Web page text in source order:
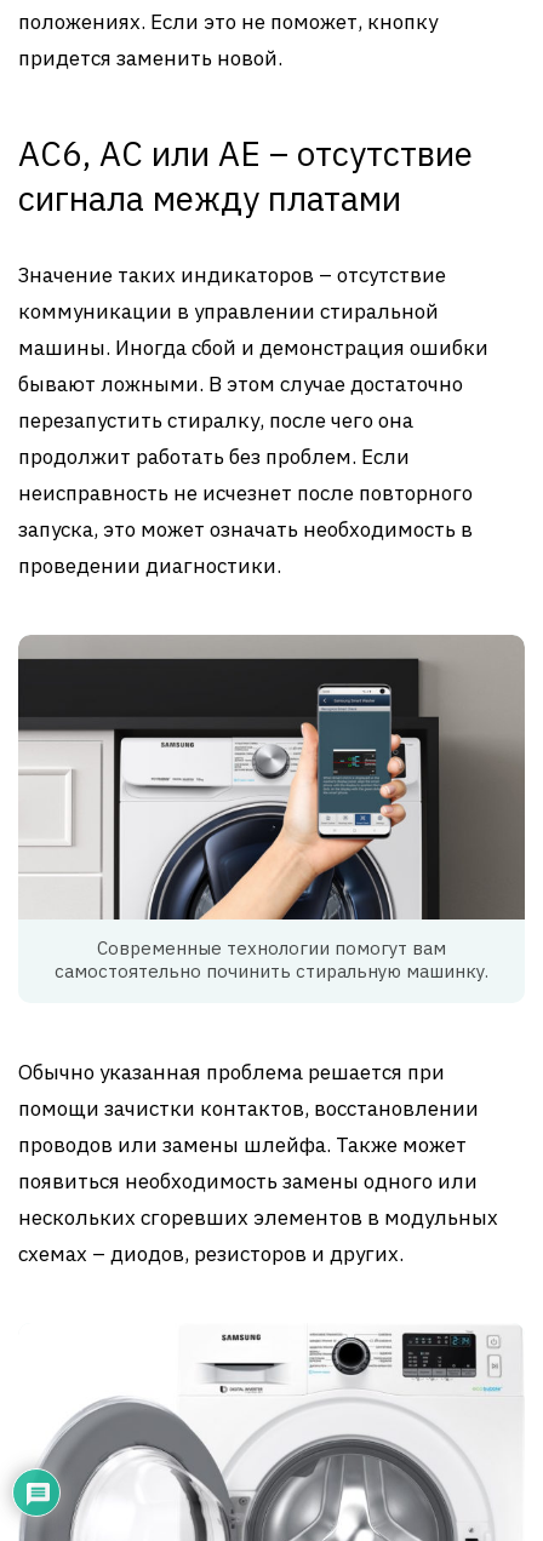
положениях. Если это не поможет, кнопку
придется заменить новой.
AC6, AC или AE – отсутствие
сигнала между платами
Значение таких индикаторов – отсутствие
коммуникации в управлении стиральной
машины. Иногда сбой и демонстрация ошибки
бывают ложными. В этом случае достаточно
перезапустить стиралку, после чего она
продолжит работать без проблем. Если
неисправность не исчезнет после повторного
запуска, это может означать необходимость в
проведении диагностики.
Современные технологии помогут вам
самостоятельно починить стиральную машинку.
Обычно указанная проблема решается при
помощи зачистки контактов, восстановлении
проводов или замены шлейфа. Также может
появиться необходимость замены одного или
нескольких сгоревших элементов в модульных
схемах – диодов, резисторов и других.